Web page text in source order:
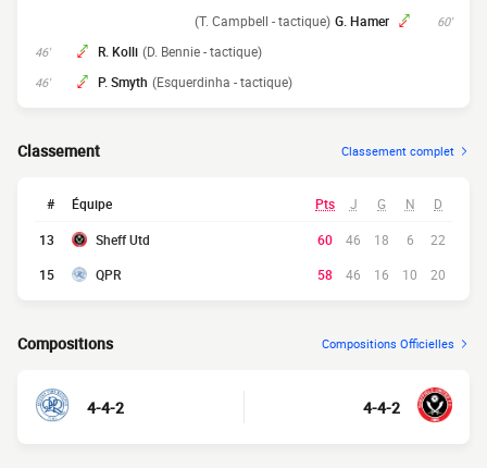
60'
G. Hamer
(T. Campbell - tactique)
46' R. Kolli (D. Bennie - tactique)
46' P. Smyth (Esquerdinha - tactique)
Classement Classement complet
# Équipe Pts J G N D
13 Sheff Utd 60 46 18 6
22
15
QPR 58 46 16 10 20
Compositions Compositions Officielles
4-4-2 4-4-2